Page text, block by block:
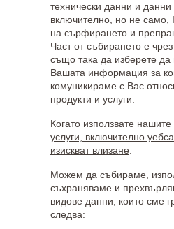
технически данни и данни
включително, но не само,
на сърфирането и
Част от събирането е
също така да изберете да
Вашата информация за
комуникираме с Вас
продукти и услуги.
Когато използвате
услуги, включително
изискват влизане:
Можем да събираме,
съхраняваме и
видове данни, които сме
следва: